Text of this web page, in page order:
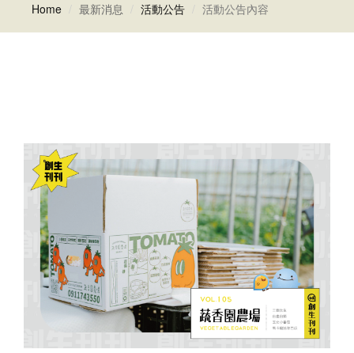
Home 最新消息 活動公告 活動公告內容